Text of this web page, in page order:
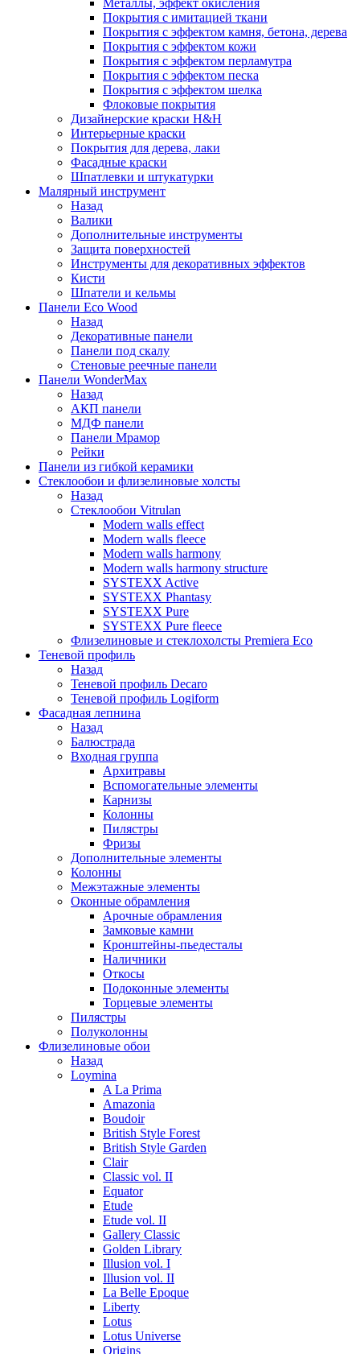
Металлы, эффект окисления
Покрытия с имитацией ткани
Покрытия с эффектом камня, бетона, дерева
Покрытия с эффектом кожи
Покрытия с эффектом перламутра
Покрытия с эффектом песка
Покрытия с эффектом шелка
Флоковые покрытия
Дизайнерские краски H&H
Интерьерные краски
Покрытия для дерева, лаки
Фасадные краски
Шпатлевки и штукатурки
Малярный инструмент
Назад
Валики
Дополнительные инструменты
Защита поверхностей
Инструменты для декоративных эффектов
Кисти
Шпатели и кельмы
Панели Eco Wood
Назад
Декоративные панели
Панели под скалу
Стеновые реечные панели
Панели WonderMax
Назад
АКП панели
МДФ панели
Панели Мрамор
Рейки
Панели из гибкой керамики
Стеклообои и флизелиновые холсты
Назад
Стеклообои Vitrulan
Modern walls effect
Modern walls fleece
Modern walls harmony
Modern walls harmony structure
SYSTEXX Active
SYSTEXX Phantasy
SYSTEXX Pure
SYSTEXX Pure fleece
Флизелиновые и стеклохолсты Premiera Eco
Теневой профиль
Назад
Теневой профиль Decaro
Теневой профиль Logiform
Фасадная лепнина
Назад
Балюстрада
Входная группа
Архитравы
Вспомогательные элементы
Карнизы
Колонны
Пилястры
Фризы
Дополнительные элементы
Колонны
Межэтажные элементы
Оконные обрамления
Арочные обрамления
Замковые камни
Кронштейны-пьедесталы
Наличники
Откосы
Подоконные элементы
Торцевые элементы
Пилястры
Полуколонны
Флизелиновые обои
Назад
Loymina
A La Prima
Amazonia
Boudoir
British Style Forest
British Style Garden
Clair
Classic vol. II
Equator
Etude
Etude vol. II
Gallery Classic
Golden Library
Illusion vol. I
Illusion vol. II
La Belle Epoque
Liberty
Lotus
Lotus Universe
Origins